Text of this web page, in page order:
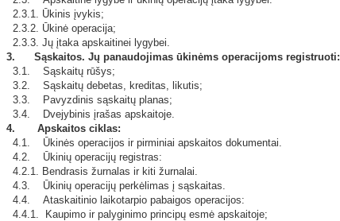
2.3.1. Ūkinis įvykis;
2.3.2. Ūkinė operacija;
2.3.3. Jų įtaka apskaitinei lygybei.
3.
Sąskaitos. Jų panaudojimas ūkinėms operacijoms registruoti:
3.1. Sąskaitų rūšys;
3.2. Sąskaitų debetas, kreditas, likutis;
3.3. Pavyzdinis sąskaitų planas;
3.4. Dvejybinis įrašas apskaitoje.
4. Apskaitos ciklas:
4.1. Ūkinės operacijos ir pirminiai apskaitos dokumentai.
4.2. Ūkinių operacijų registras:
4.2.1. Bendrasis žurnalas ir kiti žurnalai.
4.3. Ūkinių operacijų perkėlimas į sąskaitas.
4.4. Ataskaitinio laikotarpio pabaigos operacijos:
4.4.1. Kaupimo ir palyginimo principų esmė apskaitoje;